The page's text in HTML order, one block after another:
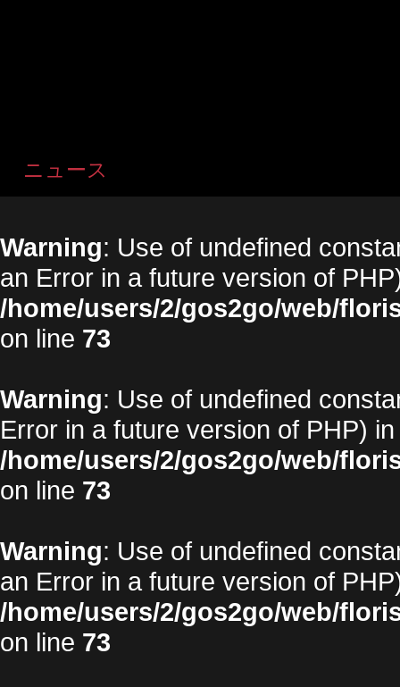
ニュース
Warning: Use of undefined
an Error in a future version of
/home/users/2/gos2go/web/
on line 73
Warning: Use of undefined
Error in a future version of PHP) in
/home/users/2/gos2go/web/
on line 73
Warning: Use of undefined
an Error in a future version of
/home/users/2/gos2go/web/
on line 73